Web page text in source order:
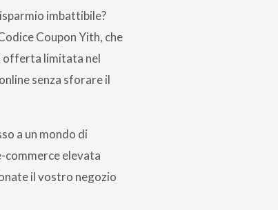
imbattibile?
Coupon Yith, che
offerta limitata nel
senza sforare il
a un mondo di
commerce elevata
il vostro negozio